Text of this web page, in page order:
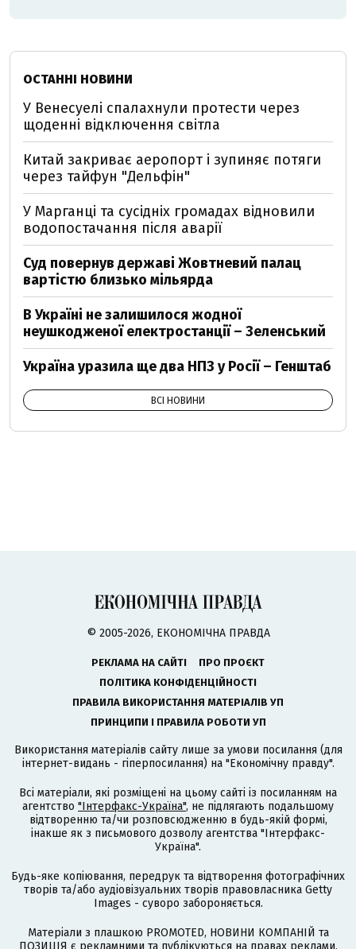
ОСТАННІ НОВИНИ
У Венесуелі спалахнули протести через
щоденні відключення світла
Китай закриває аеропорт і зупиняє потяги
через тайфун "Дельфін"
У Марганці та сусідніх громадах відновили
водопостачання після аварії
Суд повернув державі Жовтневий палац
вартістю близько мільярда
В Україні не залишилося жодної
неушкодженої електростанції – Зеленський
Україна уразила ще два НПЗ у Росії – Генштаб
ВСІ НОВИНИ
© 2005-2026, ЕКОНОМІЧНА ПРАВДА
РЕКЛАМА НА САЙТІ
ПРО ПРОЄКТ
ПОЛІТИКА КОНФІДЕНЦІЙНОСТІ
ПРАВИЛА ВИКОРИСТАННЯ МАТЕРІАЛІВ УП
ПРИНЦИПИ І ПРАВИЛА РОБОТИ УП
Використання матеріалів сайту лише за умови посилання (для
інтернет-видань - гіперпосилання) на "Економічну правду".
Всі матеріали, які розміщені на цьому сайті із посиланням на
агентство "Інтерфакс-Україна", не підлягають подальшому
відтворенню та/чи розповсюдженню в будь-якій формі,
інакше як з письмового дозволу агентства "Інтерфакс-
Україна".
Будь-яке копіювання, передрук та відтворення фотографічних
творів та/або аудіовізуальних творів правовласника Getty
Images - суворо забороняється.
Матеріали з плашкою PROMOTED, НОВИНИ КОМПАНІЙ та